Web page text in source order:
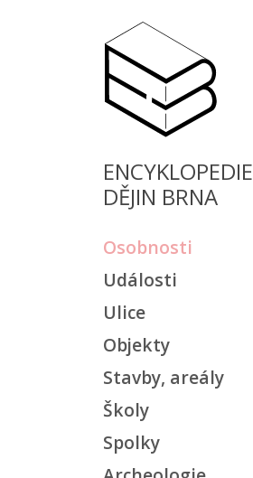
ENCYKLOPEDIE
DĚJIN BRNA
Osobnosti
Události
Ulice
Objekty
Stavby, areály
Školy
Spolky